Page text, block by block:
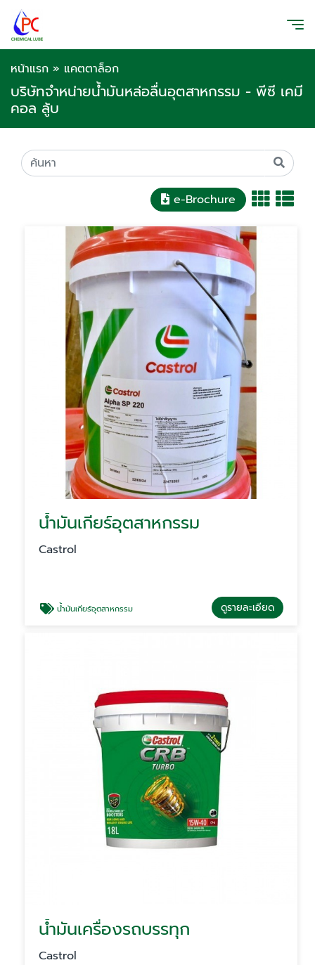
หน้าแรก » แคตตาล็อก
บริษัทจำหน่ายน้ำมันหล่อลื่นอุตสาหกรรม - พีซี เคมี
คอล ลู้บ
e-Brochure
น้ำมันเกียร์อุตสาหกรรม
Castrol
น้ำมันเกียร์อุตสาหกรรม ดูรายละเอียด
น้ำมันเครื่องรถบรรทุก
Castrol